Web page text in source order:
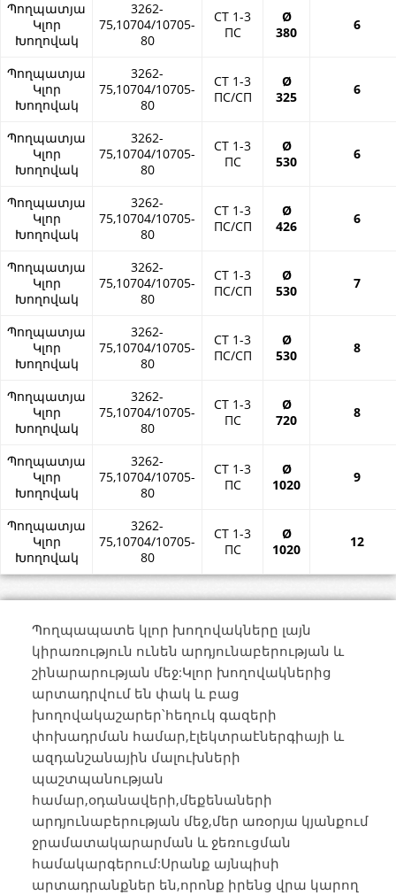
Պողպատյա
Կլոր
Խողովակ
3262-
75,10704/10705-
80
СТ 1-3
ПС
Ø
380
6
Պողպատյա
Կլոր
Խողովակ
3262-
75,10704/10705-
80
СТ 1-3
ПС/СП
Ø
325
6
Պողպատյա
Կլոր
Խողովակ
3262-
75,10704/10705-
80
СТ 1-3
ПС
Ø
530
6
Պողպատյա
Կլոր
Խողովակ
3262-
75,10704/10705-
80
СТ 1-3
ПС/СП
Ø
426
6
Պողպատյա
Կլոր
Խողովակ
3262-
75,10704/10705-
80
СТ 1-3
ПС/СП
Ø
530
7
Պողպատյա
Կլոր
Խողովակ
3262-
75,10704/10705-
80
СТ 1-3
ПС/СП
Ø
530
8
Պողպատյա
Կլոր
Խողովակ
3262-
75,10704/10705-
80
СТ 1-3
ПС
Ø
720
8
Պողպատյա
Կլոր
Խողովակ
3262-
75,10704/10705-
80
СТ 1-3
ПС
Ø
1020
9
Պողպատյա
Կլոր
Խողովակ
3262-
75,10704/10705-
80
СТ 1-3
ПС
Ø
1020
12
Պողպապատե կլոր խողովակները լայն
կիրառություն ունեն արդյունաբերության և
շինարարության մեջ:Կլոր խողովակներից
արտադրվում են փակ և բաց
խողովակաշարեր՝հեղուկ գազերի
փոխադրման համար,էլեկտրաէներգիայի և
ազդանշանային մալուխների
պաշտպանության
համար,օդանավերի,մեքենաների
արդյունաբերության մեջ,մեր առօրյա կյանքում
ջրամատակարարման և ջեռուցման
համակարգերում:Սրանք այնպիսի
արտադրանքներ են,որոնք իրենց վրա կարող